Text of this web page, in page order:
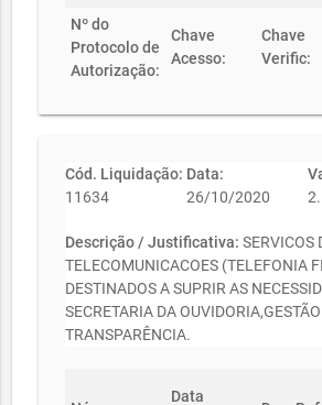
Nº do
Protocolo de
Autorização:
Chave
Acesso:
Chave
Verific:
Cód. Liquidação:
11634
Data:
26/10/2020
Descrição / Justificativa: SERVICOS
TELECOMUNICACOES (TELEFONIA
DESTINADOS A SUPRIR AS
SECRETARIA DA
TRANSPARÊNCIA.
Data